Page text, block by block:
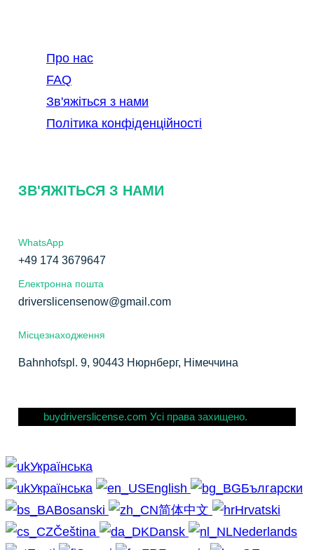
Про нас
FAQ
Зв'яжіться з нами
Політика конфіденційності
ЗВ'ЯЖІТЬСЯ З НАМИ
WhatsApp
+49 174 3679647
Електронна пошта
driverslicensenow@gmail.com
Місцезнаходження
Bahnhofspl. 9, 90443 Нюрнберг, Німеччина
buydriverslicense.com Усі права захищено.
Українська
Українська
English
Български
Bosanski
简体中文
Hrvatski
Čeština
Dansk
Nederlands